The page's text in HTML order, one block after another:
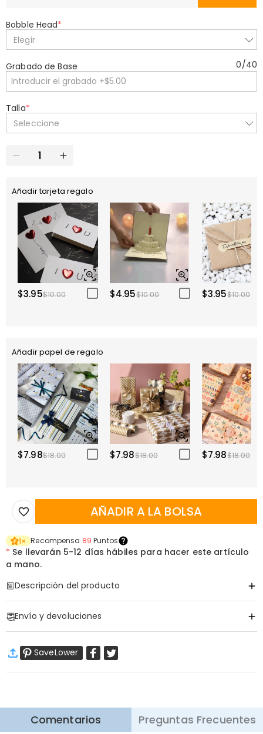
Bobble Head*
Elegir
Grabado de Base 0/40
Talla*
Seleccione
Añadir tarjeta regalo
$3.95$10.00 $4.95$10.00 $3.95$10.00
Añadir papel de regalo
$7.98$18.00 $7.98$18.00 $7.98$18.00
AÑADIR A LA BOLSA
1× Recompensa 89 Puntos
* Se llevarán 5-12 días hábiles para hacer este artículo
a mano.
Descripción del producto
Información básica
Material:Polymer Clay
Envío y devoluciones
Envío Estándar:9-18
Días Laborables
Saber más
SaveLower
Comentarios Preguntas Frecuentes